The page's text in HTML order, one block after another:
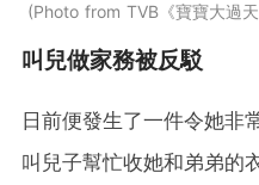
Photo from TVB《寶寶大過天
叫兒做家務被反駁
日前便發生了一件令她非
叫兒子幫忙收她和弟弟的